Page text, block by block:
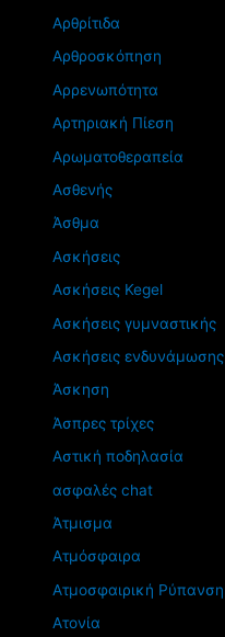
Αρθρίτιδα
Αρθροσκόπηση
Αρρενωπότητα
Αρτηριακή Πίεση
Αρωματοθεραπεία
Ασθενής
Άσθμα
Ασκήσεις
Ασκήσεις Kegel
Ασκήσεις γυμναστικής
Ασκήσεις ενδυνάμωσης
Άσκηση
Άσπρες τρίχες
Αστική ποδηλασία
ασφαλές chat
Άτμισμα
Ατμόσφαιρα
Ατμοσφαιρική Ρύπανση
Ατονία